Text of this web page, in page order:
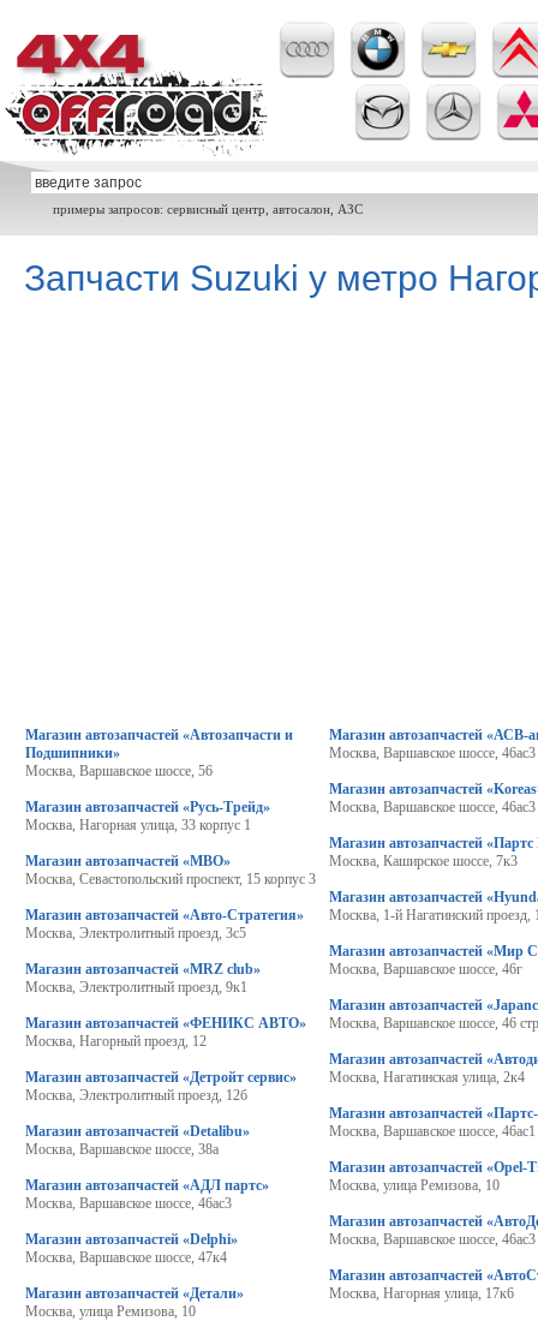
примеры запросов: сервисный центр, автосалон, АЗС
Запчасти Suzuki у метро
Магазин автозапчастей «Автозапчасти и
Подшипники»
Москва, Варшавское шоссе, 56
Магазин автозапчастей «Русь-Трейд»
Москва, Нагорная улица, 33 корпус 1
Магазин автозапчастей «МВО»
Москва, Севастопольский проспект, 15 корпус 3
Магазин автозапчастей «Авто-Стратегия»
Москва, Электролитный проезд, 3с5
Магазин автозапчастей «MRZ club»
Москва, Электролитный проезд, 9к1
Магазин автозапчастей «ФЕНИКС АВТО»
Москва, Нагорный проезд, 12
Магазин автозапчастей «Детройт сервис»
Москва, Электролитный проезд, 12б
Магазин автозапчастей «Detalibu»
Москва, Варшавское шоссе, 38а
Магазин автозапчастей «АДЛ партс»
Москва, Варшавское шоссе, 46ас3
Магазин автозапчастей «Delphi»
Москва, Варшавское шоссе, 47к4
Магазин автозапчастей «Детали»
Москва, улица Ремизова, 10
Магазин автозапчастей «АСВ-
Москва, Варшавское шоссе, 46ас3
Магазин автозапчастей
Москва, Варшавское шоссе, 46ас3
Магазин автозапчастей
Москва, Каширское шоссе, 7к3
Магазин автозапчастей
Москва, 1-й Нагатинский проезд,
Магазин автозапчастей «Мир
Москва, Варшавское шоссе, 46г
Магазин автозапчастей
Москва, Варшавское шоссе, 46
Магазин автозапчастей
Москва, Нагатинская улица, 2к4
Магазин автозапчастей
Москва, Варшавское шоссе, 46ас1
Магазин автозапчастей «Opel-
Москва, улица Ремизова, 10
Магазин автозапчастей
Москва, Варшавское шоссе, 46ас3
Магазин автозапчастей
Москва, Нагорная улица, 17к6